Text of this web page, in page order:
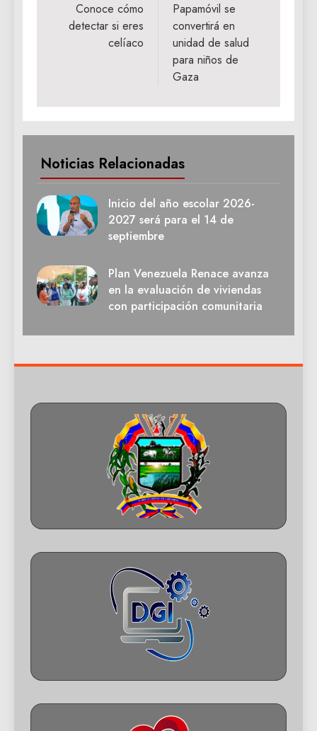
entradas
Conoce cómo
detectar si eres
celíaco
Papamóvil se
convertirá en
unidad de salud
para niños de
Gaza
Noticias Relacionadas
Inicio del año escolar 2026-
2027 será para el 14 de
septiembre
Plan Venezuela Renace avanza
en la evaluación de viviendas
con participación comunitaria